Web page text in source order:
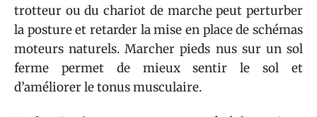
trotteur ou du chariot de marche peut perturber
la posture et retarder la mise en place de schémas
moteurs naturels. Marcher pieds nus sur un sol
ferme permet de mieux sentir le sol et
d’améliorer le tonus musculaire.